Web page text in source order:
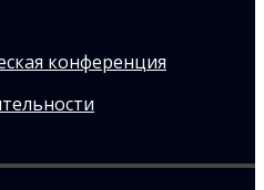
конференция